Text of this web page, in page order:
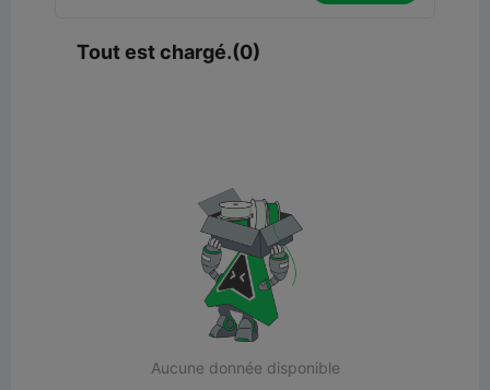
Tout est chargé.(0)
Aucune donnée disponible